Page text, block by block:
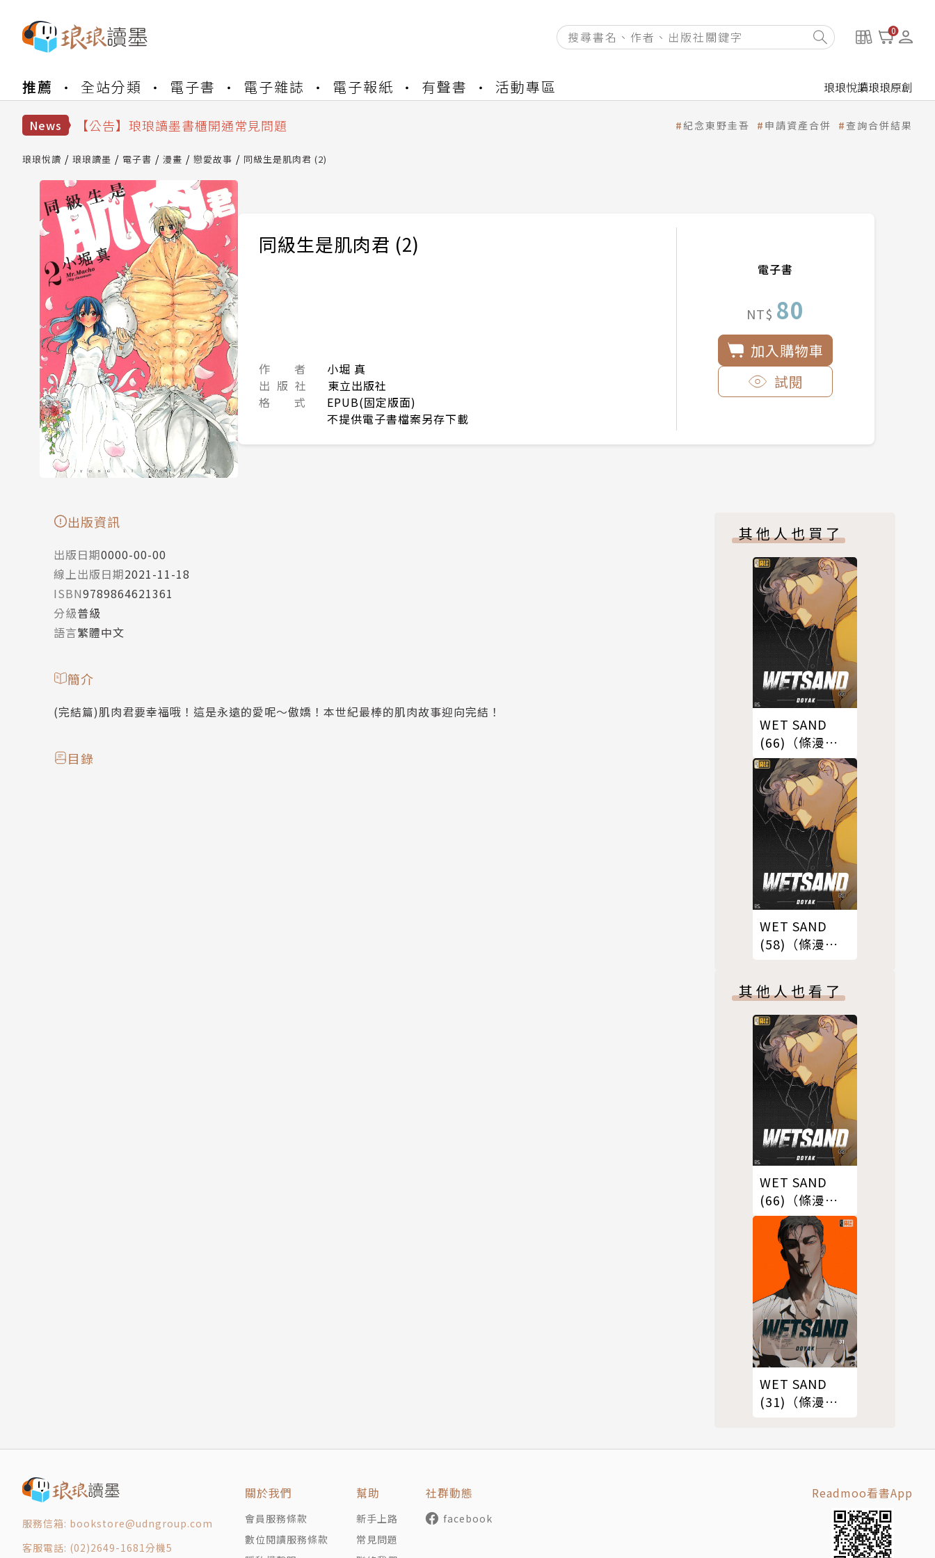
0
推薦 全站分類 電子書 電子雜誌 電子報紙 有聲書 活動專區 琅琅悅讀琅琅原創
News
【公告】琅琅讀墨數位閱讀資產合併與書櫃開通申請
【公告】琅琅讀墨 3 分鐘完成書櫃開通與資產合併申請圖文教學
【公告】琅琅讀墨數位閱讀資產合併與書櫃開通申請
紀念東野圭吾 申請資產合併 查詢合併結果
琅琅悅讀 琅琅讀墨 電子書 漫畫 戀愛故事 同級生是肌肉君 (2)
同級生是肌肉君 (2)
作 者
小堀 真
出 版 社
東立出版社
格 式
EPUB(固定版面)
不提供電子書檔案另存下載
電子書
NT$ 80
加入購物車
試閱
出版資訊
出版日期0000-00-00
線上出版日期2021-11-18
ISBN9789864621361
分級普級
語言繁體中文
簡介
(完結篇)肌肉君要幸福哦！這是永遠的愛呢～傲嬌！本世紀最棒的肌肉故事迎向完結！
目錄
其他人也買了
WET SAND
(66)（條漫
版）
WET SAND
(58)（條漫
其他人也看了
WET SAND
(66)（條漫
版）
WET SAND
(31)（條漫
服務信箱: bookstore@udngroup.com
客服電話: (02)2649-1681分機5
關於我們
會員服務條款
數位閱讀服務條款
幫助
新手上路
常見問題
社群動態
facebook
Readmoo看書App